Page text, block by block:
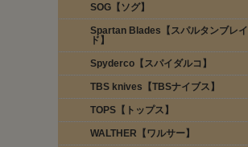
SOG【ソグ】
Spartan Blades【スパルタンブレイ
ド】
Spyderco【スパイダルコ】
TBS knives【TBSナイブス】
TOPS【トップス】
WALTHER【ワルサー】